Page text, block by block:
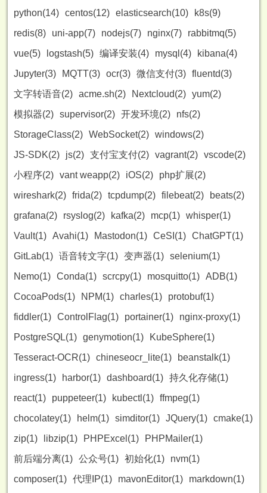
python(14) centos(12) elasticsearch(10)
k8s(9)
redis(8)
uni-app(7) nodejs(7) nginx(7)
rabbitmq(5)
vue(5)
logstash(5) 编译安装(4) mysql(4)
kibana(4)
Jupyter(3)
MQTT(3) ocr(3) 微信支付(3) fluentd(3)
文字转语音(2) acme.sh(2) Nextcloud(2) yum(2)
模拟器(2) supervisor(2) 开发环境(2)
nfs(2)
StorageClass(2) WebSocket(2) windows(2)
JS-SDK(2)
js(2) 支付宝支付(2) vagrant(2) vscode(2)
小程序(2) vant weapp(2) iOS(2)
php扩展(2)
wireshark(2) frida(2) tcpdump(2) filebeat(2)
beats(2)
grafana(2)
rsyslog(2) kafka(2) mcp(1) whisper(1)
Vault(1) Avahi(1) Mastodon(1) CeSI(1) ChatGPT(1)
GitLab(1) 语音转文字(1) 变声器(1) selenium(1)
Nemo(1) Conda(1) scrcpy(1) mosquitto(1) ADB(1)
CocoaPods(1)
NPM(1) charles(1)
protobuf(1)
fiddler(1) ControlFlag(1) portainer(1)
nginx-proxy(1)
PostgreSQL(1) genymotion(1)
KubeSphere(1)
Tesseract-OCR(1) chineseocr_lite(1)
beanstalk(1)
ingress(1)
harbor(1) dashboard(1) 持久化存储(1)
react(1)
puppeteer(1) kubectl(1) ffmpeg(1)
chocolatey(1)
helm(1) simditor(1) JQuery(1) cmake(1)
zip(1)
libzip(1) PHPExcel(1)
PHPMailer(1)
前后端分离(1) 公众号(1) 初始化(1)
nvm(1)
composer(1) 代理IP(1) mavonEditor(1) markdown(1)